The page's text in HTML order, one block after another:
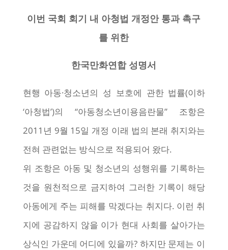
이번 국회 회기 내 아청법 개정안 통과 촉구
를 위한
한국만화연합 성명서
현행 아동·청소년의 성 보호에 관한 법률(이하
‘아청법’)의 “아동청소년이용음란물” 조항은
2011년 9월 15일 개정 이래 법의 본래 취지와는
전혀 관련없는 방식으로 적용되어 왔다.
위 조항은 아동 및 청소년의 성행위를 기록하는
것을 원천적으로 금지하여 그러한 기록이 해당
아동에게 주는 피해를 막겠다는 취지다. 이런 취
지에 공감하지 않을 이가 현대 사회를 살아가는
상식인 가운데 어디에 있을까? 하지만 문제는 이